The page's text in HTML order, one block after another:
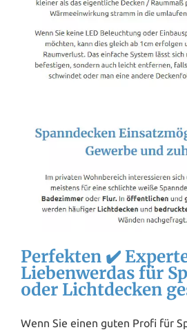
Perfekten ✔️
Liebenwerdas für
oder Lichtdecken
Wenn Sie einen guten Profi für